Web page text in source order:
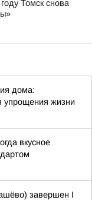
Томск снова
дома:
упрощения жизни
вкусное
завершен I